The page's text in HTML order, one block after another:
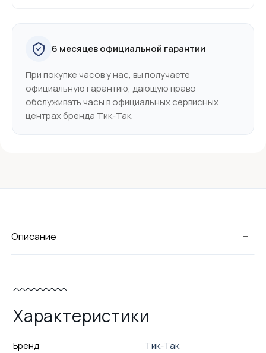
6 месяцев официальной гарантии
При покупке часов у нас, вы получаете
официальную гарантию, дающую право
обслуживать часы в официальных сервисных
центрах бренда Тик-Так.
-
Описание
Характеристики
Бренд
Тик-Так